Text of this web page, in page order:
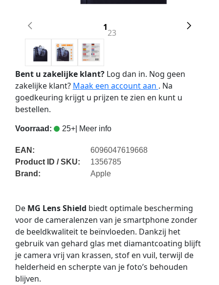
1
23
Bent u zakelijke klant?Log dan in. Nog geen
zakelijke klant? Maak een account aan . Na
goedkeuring krijgt u prijzen te zien en kunt u
bestellen.
Voorraad: 25+| Meer info
EAN:
6096047619668
Product ID / SKU:
1356785
Brand:
Apple
De MG Lens Shield biedt optimale bescherming
voor de cameralenzen van je smartphone zonder
de beeldkwaliteit te beïnvloeden. Dankzij het
gebruik van gehard glas met diamantcoating blijft
je camera vrij van krassen, stof en vuil, terwijl de
helderheid en scherpte van je foto’s behouden
blijven.